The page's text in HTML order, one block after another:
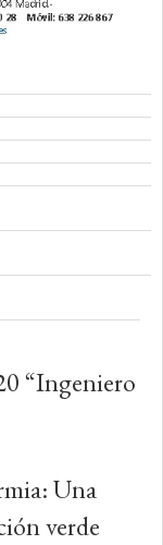
“Ingeniero
Una
verde